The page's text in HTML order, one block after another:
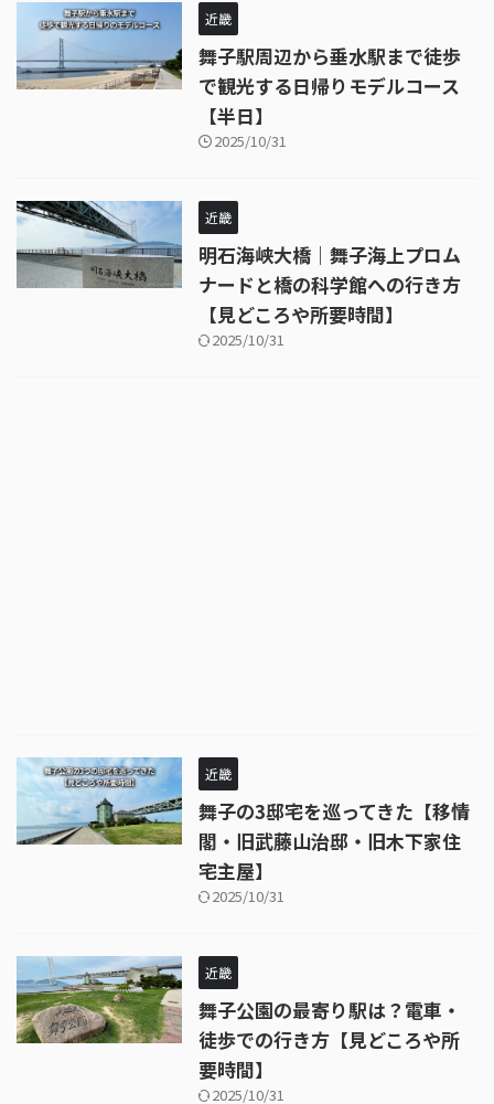
近畿
舞子駅周辺から垂水駅まで徒歩
で観光する日帰りモデルコース
【半日】
2025/10/31
近畿
明石海峡大橋｜舞子海上プロム
ナードと橋の科学館への行き方
【見どころや所要時間】
2025/10/31
近畿
舞子の3邸宅を巡ってきた【移情
閣・旧武藤山治邸・旧木下家住
宅主屋】
2025/10/31
近畿
舞子公園の最寄り駅は？電車・
徒歩での行き方【見どころや所
要時間】
2025/10/31